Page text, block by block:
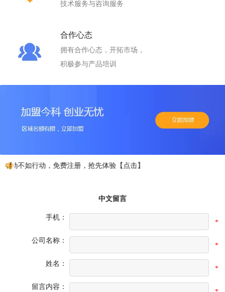
技术服务与咨询服务
合作心态
拥有合作心态，开拓市场，
积极参与产品培训
动不如行动，免费注册，抢先体验【点击】
中文留言
手机：
*
公司名称：
*
姓名：
*
留言内容：